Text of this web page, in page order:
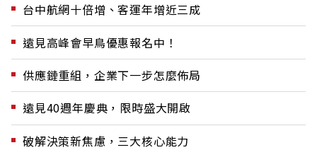
台中航網十倍增、客運年增近三成
遠見高峰會早鳥優惠報名中！
供應鏈重組，企業下一步怎麼佈局
遠見40週年慶典，限時盛大開啟
破解決策新焦慮，三大核心能力